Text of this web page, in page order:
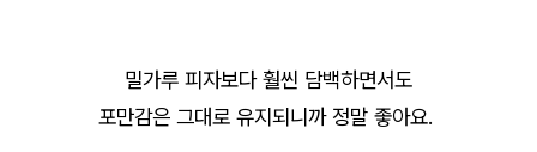
밀가루 피자보다 훨씬 담백하면서도
포만감은 그대로 유지되니까 정말 좋아요.